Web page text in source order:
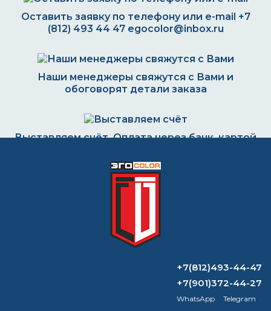
Оставить заявку по телефону или e-mail +7
(812) 493 44 47 egocolor@inbox.ru
Наши менеджеры свяжутся с Вами и
обоговорят детали заказа
Выставляем счёт. Оплата через банк, картой
ВОПРОС-ОТВЕТ
+7(812)493-44-47
+7(901)372-44-27
WhatsApp Telegram